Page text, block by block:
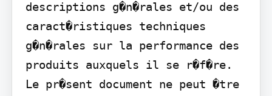
descriptions g�n�rales et/ou des
caract�ristiques techniques
g�n�rales sur la performance des
produits auxquels il se r�f�re.
Le pr�sent document ne peut �tre